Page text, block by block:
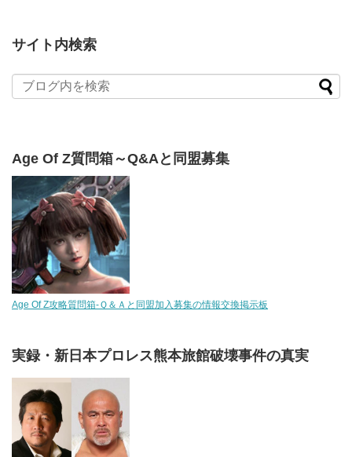
サイト内検索
Age Of Z質問箱～Q&Aと同盟募集
Age Of Z攻略質問箱-Ｑ＆Ａと同盟加入募集の情報交換掲示板
実録・新日本プロレス熊本旅館破壊事件の真実